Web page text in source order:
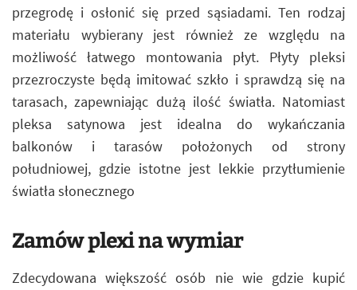
przegrodę i osłonić się przed sąsiadami. Ten rodzaj
materiału wybierany jest również ze względu na
możliwość łatwego montowania płyt. Płyty pleksi
przezroczyste będą imitować szkło i sprawdzą się na
tarasach, zapewniając dużą ilość światła. Natomiast
pleksa satynowa jest idealna do wykańczania
balkonów i tarasów położonych od strony
południowej, gdzie istotne jest lekkie przytłumienie
światła słonecznego
Zamów plexi na wymiar
Zdecydowana większość osób nie wie gdzie kupić